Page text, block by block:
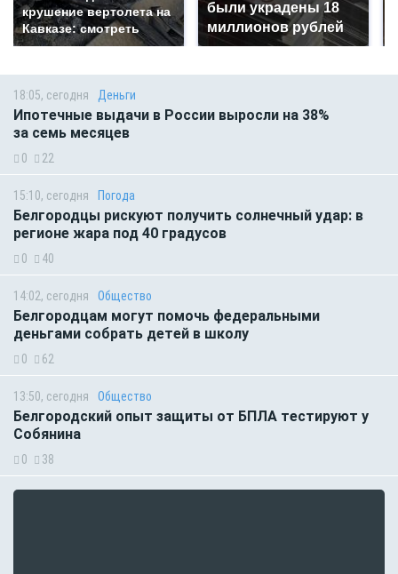
крушение вертолета на
Кавказе: смотреть
были украдены 18
миллионов рублей
18:05, сегодня Деньги
Ипотечные выдачи в России выросли на 38%
за семь месяцев
0 22
15:10, сегодня Погода
Белгородцы рискуют получить солнечный удар: в
регионе жара под 40 градусов
0 40
14:02, сегодня Общество
Белгородцам могут помочь федеральными
деньгами собрать детей в школу
0 62
13:50, сегодня Общество
Белгородский опыт защиты от БПЛА тестируют у
Собянина
0 38